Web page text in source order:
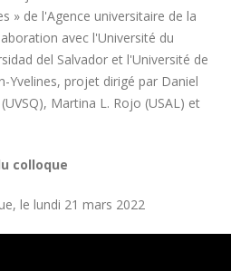
» de l'Agence universitaire de la
avec l'Université du
del Salvador et l'Université de
Yvelines, projet dirigé par Daniel
Martina L. Rojo (USAL) et
colloque
le lundi 21 mars 2022